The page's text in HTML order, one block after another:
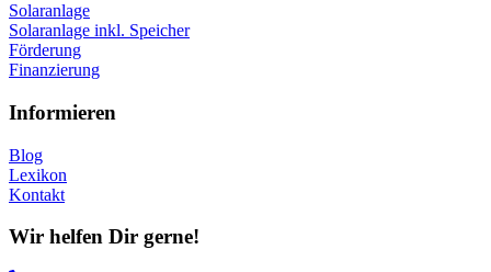
Solaranlage
Solaranlage inkl. Speicher
Förderung
Finanzierung
Informieren
Blog
Lexikon
Kontakt
Wir helfen Dir gerne!